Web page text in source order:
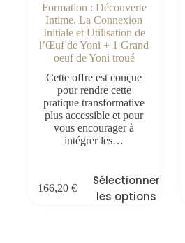
Formation : Découverte
Intime. La Connexion
Initiale et Utilisation de
l’Œuf de Yoni + 1 Grand
oeuf de Yoni troué
Cette offre est conçue
pour rendre cette
pratique transformative
plus accessible et pour
vous encourager à
intégrer les…
166,20 €
Sélectionner
les options